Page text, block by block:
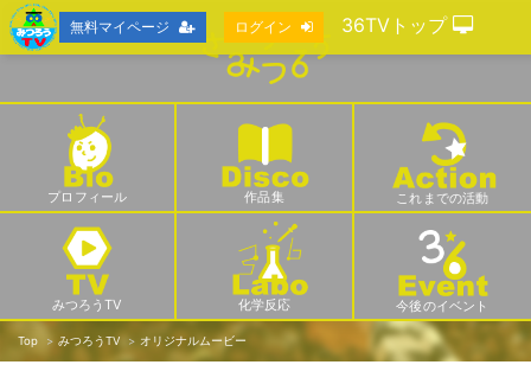
プロフィール 作品集 これまでの活動
みつろうTV 化学反応 今後のイベント
Top みつろうTV オリジナルムービー
無料マイページ ログイン 36TVトップ